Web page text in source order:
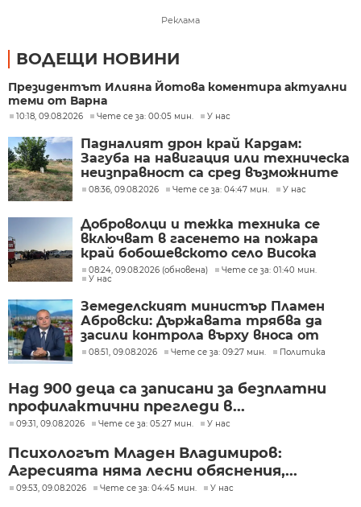
Реклама
ВОДЕЩИ НОВИНИ
Президентът Илияна Йотова коментира актуални
теми от Варна
10:18, 09.08.2026 Чете се за: 00:05 мин. У нас
Падналият дрон край Кардам:
Загуба на навигация или техническа
неизправност са сред възможните
причини
08:36, 09.08.2026 Чете се за: 04:47 мин. У нас
Доброволци и тежка техника се
включват в гасенето на пожара
край бобошевското село Висока
могила
08:24, 09.08.2026 (обновена)
Чете се за: 01:40 мин.
У нас
Земеделският министър Пламен
Абровски: Държавата трябва да
засили контрола върху вноса от
трети страни
08:51, 09.08.2026 Чете се за: 09:27 мин. Политика
Над 900 деца са записани за безплатни
профилактични прегледи в...
09:31, 09.08.2026 Чете се за: 05:27 мин. У нас
Психологът Младен Владимиров:
Агресията няма лесни обяснения,...
09:53, 09.08.2026 Чете се за: 04:45 мин. У нас